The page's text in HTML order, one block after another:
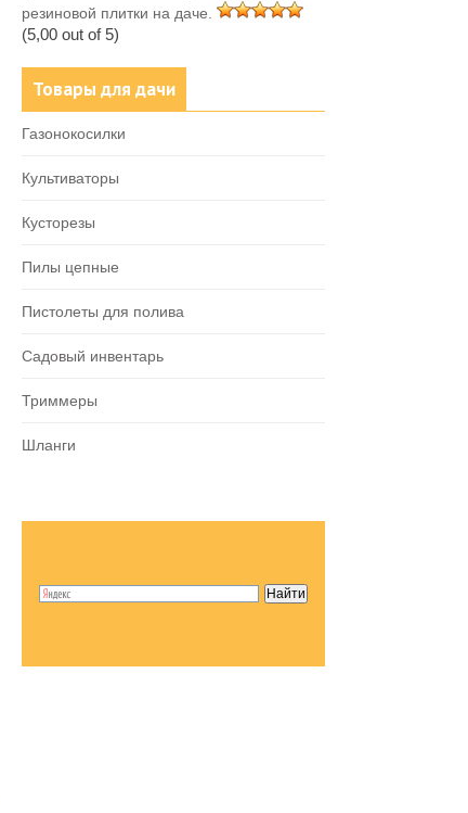
резиновой плитки на даче.
(5,00 out of 5)
Товары для дачи
Газонокосилки
Культиваторы
Кусторезы
Пилы цепные
Пистолеты для полива
Садовый инвентарь
Триммеры
Шланги